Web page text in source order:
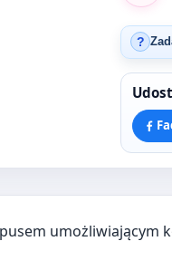
?
umożliwiającym